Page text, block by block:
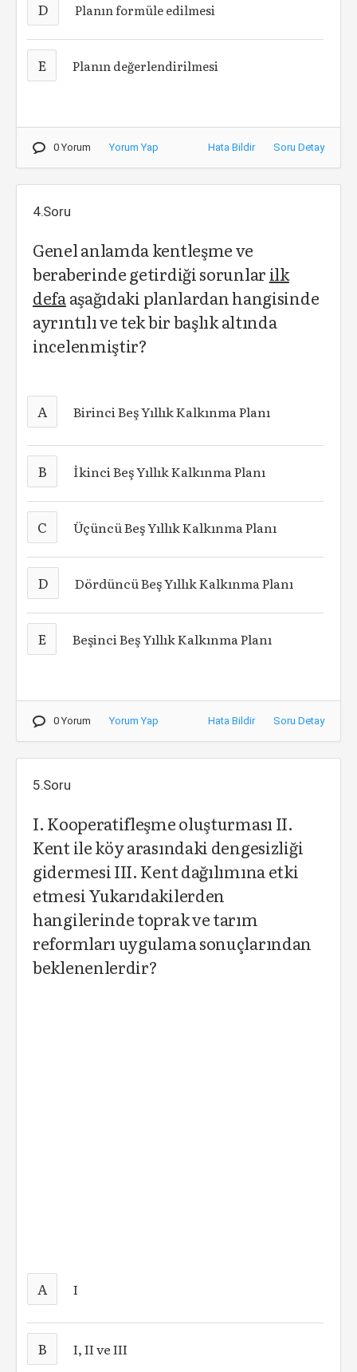
D Planın formüle edilmesi
E Planın değerlendirilmesi
0 Yorum Yorum Yap Hata Bildir Soru Detay
4.Soru
Genel anlamda kentleşme ve
beraberinde getirdiği sorunlar ilk
defaaşağıdaki planlardan hangisinde
ayrıntılı ve tek bir başlık altında
incelenmiştir?
A Birinci Beş Yıllık Kalkınma Planı
B İkinci Beş Yıllık Kalkınma Planı
C Üçüncü Beş Yıllık Kalkınma Planı
D Dördüncü Beş Yıllık Kalkınma Planı
E Beşinci Beş Yıllık Kalkınma Planı
0 Yorum Yorum Yap Hata Bildir Soru Detay
5.Soru
I. Kooperatifleşme oluşturması II.
Kent ile köy arasındaki dengesizliği
gidermesi III. Kent dağılımına etki
etmesi Yukarıdakilerden
hangilerinde toprak ve tarım
reformları uygulama sonuçlarından
beklenenlerdir?
A I
B I, II ve III